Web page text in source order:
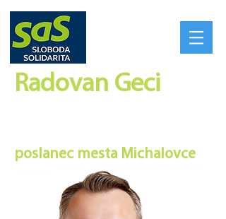
Radovan Geci​
poslanec mesta Michalovce